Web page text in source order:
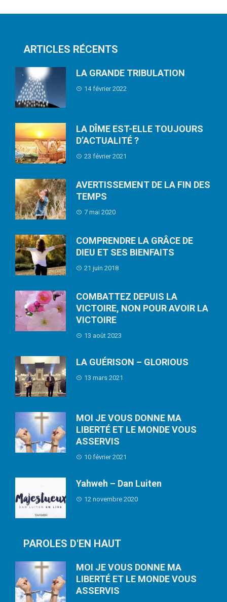
ARTICLES RÉCENTS
LA GRANDE TRIBULATION
14 février 2022
LA DÎME EST-ELLE TOUJOURS
D’ACTUALITÉ ?
23 février 2021
AVERTISSEMENT DE LA FIN DES
TEMPS
7 mai 2020
COMPRENDRE LA GRÂCE DE
DIEU ET SES BIENFAITS
21 juin 2018
COMBATTEZ DEPUIS LA
VICTOIRE, NON POUR AVOIR LA
VICTOIRE
13 août 2023
LA GUÉRISON – GLORIOUS
13 mars 2021
MOI JE VOUS DONNE MA
LIBERTÉ ET LE MONDE VOUS
ASSERVIS
10 février 2021
Yahweh – Dan Luiten
12 novembre 2020
PAROLES D'EN HAUT
MOI JE VOUS DONNE MA
LIBERTÉ ET LE MONDE VOUS
ASSERVIS